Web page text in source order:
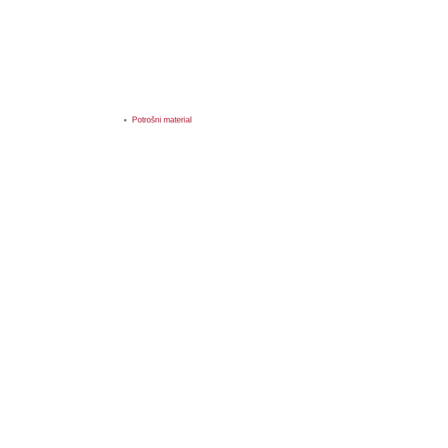
Potrošni material